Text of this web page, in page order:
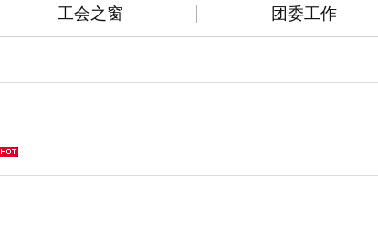
工会之窗 团委工作